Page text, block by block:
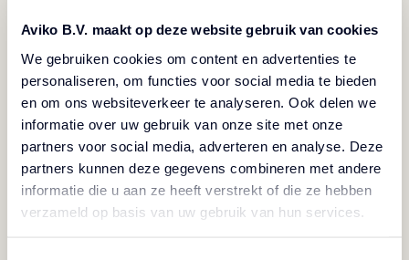
Aviko B.V. maakt op deze website gebruik van cookies
We gebruiken cookies om content en advertenties te
personaliseren, om functies voor social media te bieden
en om ons websiteverkeer te analyseren. Ook delen we
informatie over uw gebruik van onze site met onze
partners voor social media, adverteren en analyse. Deze
partners kunnen deze gegevens combineren met andere
informatie die u aan ze heeft verstrekt of die ze hebben
verzameld op basis van uw gebruik van hun services.
Meer tips voor warme en
knapperige patat
Naast het gebruik van friet met een coating is het
belangrijk dat je er alles aan doet om je friet knapperig